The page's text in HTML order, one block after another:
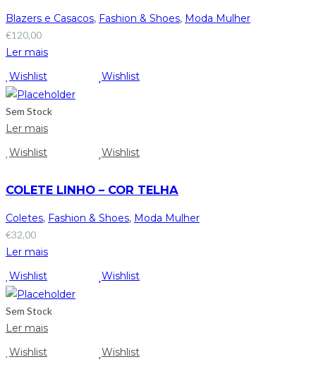
Blazers e Casacos, Fashion & Shoes, Moda Mulher
€120,00
Ler mais
Wishlist
Wishlist
Sem Stock
Ler mais
Wishlist
Wishlist
COLETE LINHO – COR TELHA
Coletes, Fashion & Shoes, Moda Mulher
€32,00
Ler mais
Wishlist
Wishlist
Sem Stock
Ler mais
Wishlist
Wishlist